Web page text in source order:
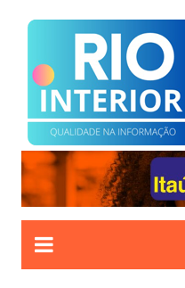
para
conteúdo